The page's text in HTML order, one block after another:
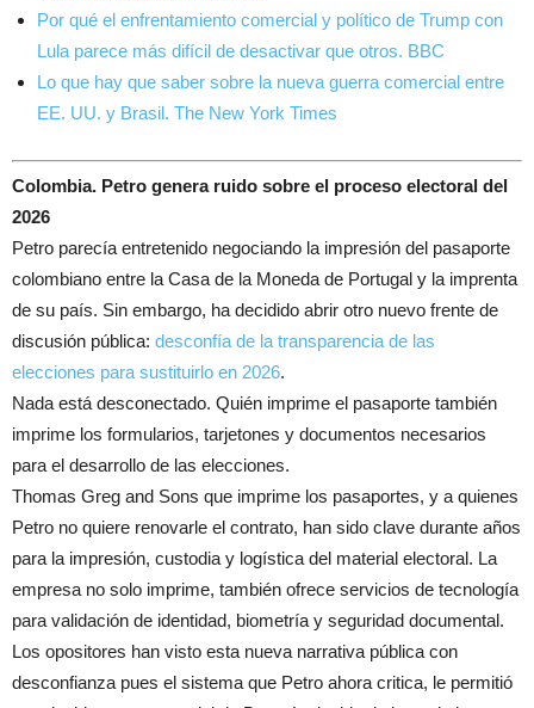
Por qué el enfrentamiento comercial y político de Trump con
Lula parece más difícil de desactivar que otros. BBC
Lo que hay que saber sobre la nueva guerra comercial entre
EE. UU. y Brasil. The New York Times
Colombia. Petro genera ruido sobre el proceso electoral del
2026
Petro parecía entretenido negociando la impresión del pasaporte
colombiano entre la Casa de la Moneda de Portugal y la imprenta
de su país. Sin embargo, ha decidido abrir otro nuevo frente de
discusión pública: desconfía de la transparencia de las
elecciones para sustituirlo en 2026.
Nada está desconectado. Quién imprime el pasaporte también
imprime los formularios, tarjetones y documentos necesarios
para el desarrollo de las elecciones.
Thomas Greg and Sons que imprime los pasaportes, y a quienes
Petro no quiere renovarle el contrato, han sido clave durante años
para la impresión, custodia y logística del material electoral. La
empresa no solo imprime, también ofrece servicios de tecnología
para validación de identidad, biometría y seguridad documental.
Los opositores han visto esta nueva narrativa pública con
desconfianza pues el sistema que Petro ahora critica, le permitió